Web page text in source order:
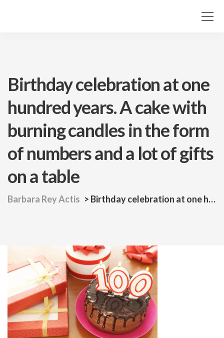
Birthday celebration at one
hundred years. A cake with
burning candles in the form
of numbers and a lot of gifts
on a table
Barbara Rey Actis > Birthday celebration at one hundred years. A cake with burning candles in the form of numbers and a lot of gifts on a table